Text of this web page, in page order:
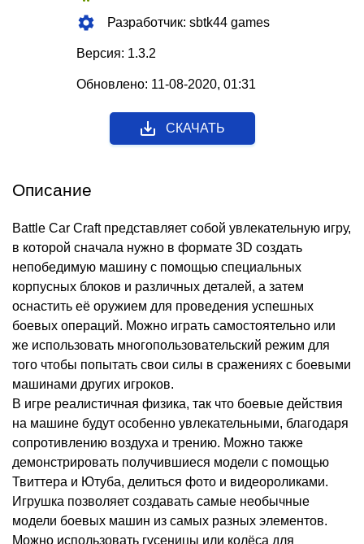
Разработчик: sbtk44 games
Версия: 1.3.2
Обновлено: 11-08-2020, 01:31
СКАЧАТЬ
Описание
Battle Car Craft представляет собой увлекательную игру,
в которой сначала нужно в формате 3D создать
непобедимую машину с помощью специальных
корпусных блоков и различных деталей, а затем
оснастить её оружием для проведения успешных
боевых операций. Можно играть самостоятельно или
же использовать многопользовательский режим для
того чтобы попытать свои силы в сражениях с боевыми
машинами других игроков.
В игре реалистичная физика, так что боевые действия
на машине будут особенно увлекательными, благодаря
сопротивлению воздуха и трению. Можно также
демонстрировать получившиеся модели с помощью
Твиттера и Ютуба, делиться фото и видеороликами.
Игрушка позволяет создавать самые необычные
модели боевых машин из самых разных элементов.
Можно использовать гусеницы или колёса для